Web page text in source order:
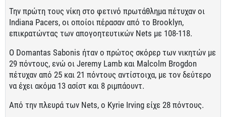
Την πρώτη τους νίκη στο φετινό πρωτάθλημα πέτυχαν οι
Indiana Pacers, οι οποίοι πέρασαν από το Brooklyn,
επικρατώντας των απογοητευτικών Nets με 108-118.
O Domantas Sabonis ήταν ο πρώτος σκόρερ των νικητών με
29 πόντους, ενώ οι Jeremy Lamb και Malcolm Brogdon
πέτυχαν από 25 και 21 πόντους αντίστοιχα, με τον δεύτερο
να έχει ακόμα 13 ασίστ και 8 ριμπάουντ.
Από την πλευρά των Nets, ο Kyrie Irving είχε 28 πόντους.